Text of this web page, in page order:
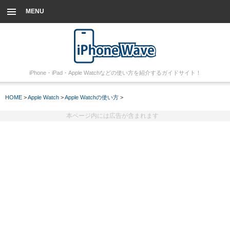
MENU
iPhone・iPad・Apple Watchなどの使い方を紹介するガイドサイト！
HOME >Apple Watch >Apple Watchの使い方 >
本ページ内には広告が含まれます